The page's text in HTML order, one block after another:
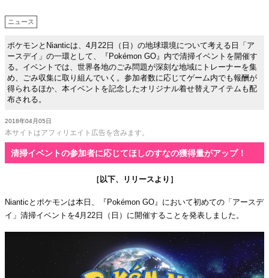
ニュース
ポケモンとNianticは、4月22日（日）の地球環境について考える日「ア
ースデイ」の一環として、『Pokémon GO』内で清掃イベントを開催す
る。イベントでは、世界各地のごみ問題が深刻な地域にトレーナーを集
め、ごみ収集に取り組んでいく。参加者数に応じてゲーム内でも報酬が
得られるほか、本イベントを記念したオリジナル着せ替えアイテムも配
布される。
2018年04月05日
本サイトはアフィリエイト広告を含みます。
清掃イベントの参加者に応じてほしのすなの獲得量がアップ！
［以下、リリースより］
Nianticとポケモンは本日、『Pokémon GO』において初めての「アースデ
イ」清掃イベントを4月22日（日）に開催することを発表しました。